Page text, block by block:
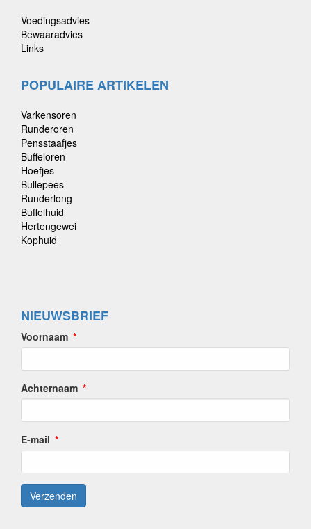
Voedingsadvies
Bewaaradvies
Links
POPULAIRE ARTIKELEN
Varkensoren
Runderoren
Pensstaafjes
Buffeloren
Hoefjes
Bullepees
Runderlong
Buffelhuid
Hertengewei
Kophuid
NIEUWSBRIEF
Voornaam
Achternaam
E-mail